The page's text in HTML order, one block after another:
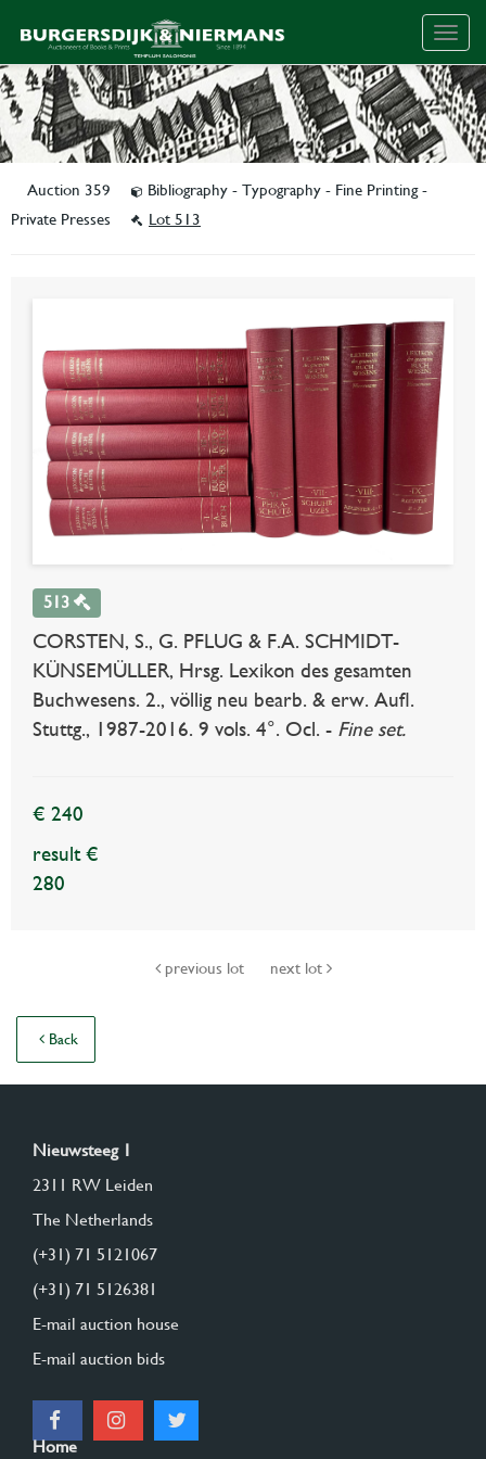
Auction 359
Bibliography - Typography - Fine Printing -
Private Presses
Lot 513
513
CORSTEN, S., G. PFLUG & F.A. SCHMIDT-
KÜNSEMÜLLER, Hrsg. Lexikon des gesamten
Buchwesens. 2., völlig neu bearb. & erw. Aufl.
Stuttg., 1987-2016. 9 vols. 4°. Ocl. - Fine set.
€ 240
result €
280
previous lot next lot
Back
Nieuwsteeg 1
2311 RW Leiden
The Netherlands
(+31) 71 5121067
(+31) 71 5126381
E-mail auction house
E-mail auction bids
Home